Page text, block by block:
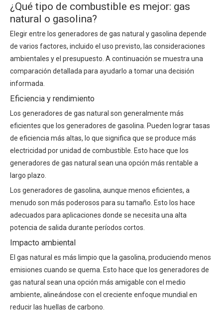
¿Qué tipo de combustible es mejor: gas
natural o gasolina?
Elegir entre los generadores de gas natural y gasolina depende
de varios factores, incluido el uso previsto, las consideraciones
ambientales y el presupuesto. A continuación se muestra una
comparación detallada para ayudarlo a tomar una decisión
informada.
Eficiencia y rendimiento
Los generadores de gas natural son generalmente más
eficientes que los generadores de gasolina. Pueden lograr tasas
de eficiencia más altas, lo que significa que se produce más
electricidad por unidad de combustible. Esto hace que los
generadores de gas natural sean una opción más rentable a
largo plazo.
Los generadores de gasolina, aunque menos eficientes, a
menudo son más poderosos para su tamaño. Esto los hace
adecuados para aplicaciones donde se necesita una alta
potencia de salida durante períodos cortos.
Impacto ambiental
El gas natural es más limpio que la gasolina, produciendo menos
emisiones cuando se quema. Esto hace que los generadores de
gas natural sean una opción más amigable con el medio
ambiente, alineándose con el creciente enfoque mundial en
reducir las huellas de carbono.